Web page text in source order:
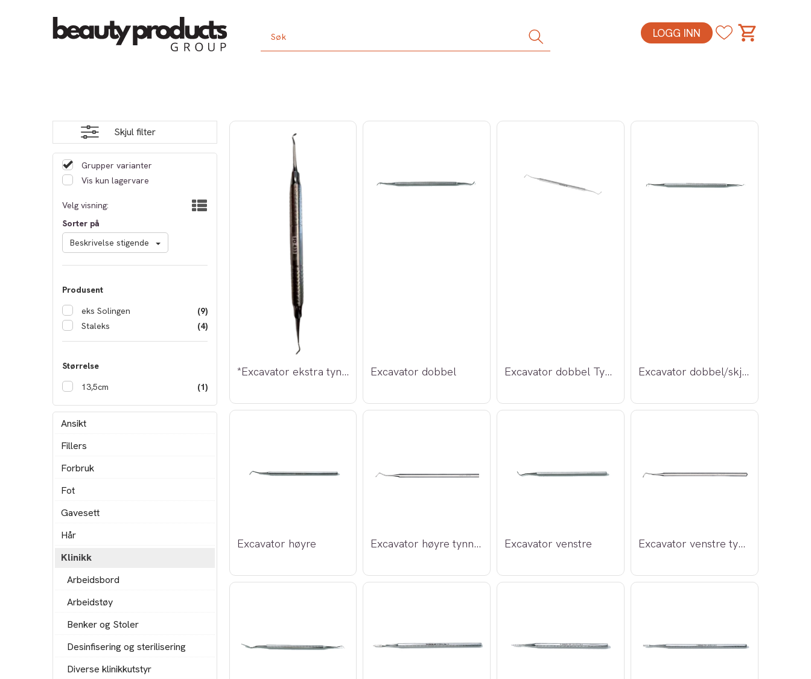
LOGG INN
Skjul filter
Grupper varianter
Vis kun lagervare
Velg visning:
Sorter på
Beskrivelse stigende
Produsent
eks Solingen
(9)
Staleks
(4)
Størrelse
13,5cm
(1)
Ansikt
Fillers
Forbruk
Fot
Gavesett
Hår
Klinikk
Arbeidsbord
Arbeidstøy
Benker og Stoler
Desinfisering og sterilisering
Diverse klinikkutstyr
*Excavator ekstra tynn prof. Excavator dobbel Excavator dobbel Tynn Excavator dobbel/skjeformet
Excavator høyre Excavator høyre tynn (a-kvalitet) Excavator venstre Excavator venstre tynn (a-kvalitet)